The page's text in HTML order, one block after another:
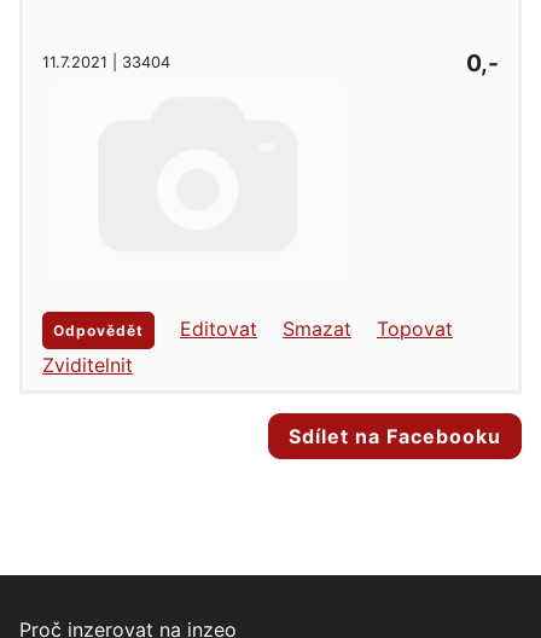
11.7.2021 | 33404 0,-
Odpovědět Editovat Smazat
Topovat
Zviditelnit
Sdílet na Facebooku
Proč inzerovat na inzeo